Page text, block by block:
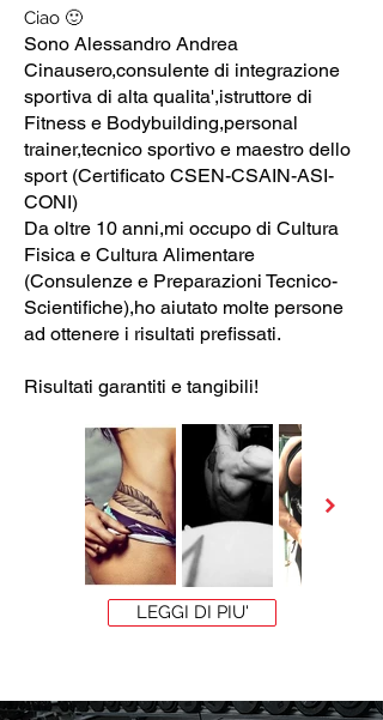
Ciao 🙂
Sono Alessandro Andrea
Cinausero,consulente di integrazione
sportiva di alta qualita',istruttore di
Fitness e Bodybuilding,personal
trainer,tecnico sportivo e maestro dello
sport (Certificato CSEN-CSAIN-ASI-
CONI)
Da oltre 10 anni,mi occupo di Cultura
Fisica e Cultura Alimentare
(Consulenze e Preparazioni Tecnico-
Scientifiche),ho aiutato molte persone
ad ottenere i risultati prefissati.
Risultati garantiti e tangibili!
LEGGI DI PIU'